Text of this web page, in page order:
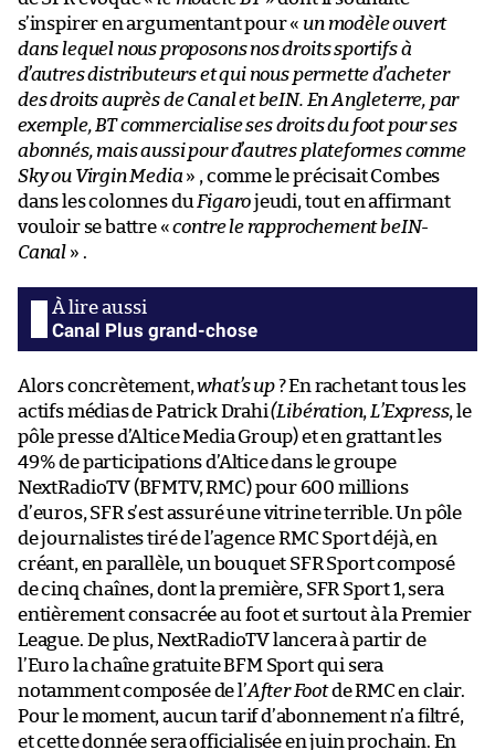
s’inspirer en argumentant pour «un modèle ouvert
dans lequel nous proposons nos droits sportifs à
d’autres distributeurs et qui nous permette d’acheter
des droits auprès de Canal et beIN. En Angleterre, par
exemple, BT commercialise ses droits du foot pour ses
abonnés, mais aussi pour d’autres plateformes comme
Sky ou Virgin Media » , comme le précisait Combes
dans les colonnes du Figarojeudi, tout en affirmant
vouloir se battre «contre le rapprochement beIN-
Canal » .
Canal Plus grand-chose
Alors concrètement,what’s up? En rachetant tous les
actifs médias de Patrick Drahi(Libération, L’Express, le
pôle presse d’Altice Media Group) et en grattant les
49% de participations d’Altice dans le groupe
NextRadioTV (BFMTV, RMC) pour 600 millions
d’euros, SFR s’est assuré une vitrine terrible. Un pôle
de journalistes tiré de l’agence RMC Sport déjà, en
créant, en parallèle, un bouquet SFR Sport composé
de cinq chaînes, dont la première, SFR Sport 1, sera
entièrement consacrée au foot et surtout à la Premier
League. De plus, NextRadioTV lancera à partir de
l’Euro la chaîne gratuite BFM Sport qui sera
notamment composée de l’After Footde RMC en clair.
Pour le moment, aucun tarif d’abonnement n’a filtré,
et cette donnée sera officialisée en juin prochain. En